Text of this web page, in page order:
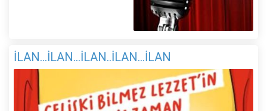
İLAN...İLAN...İLAN..İLAN...İLAN